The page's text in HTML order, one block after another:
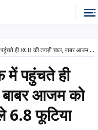
बाबर आजम को 5 बार आउट करने वाले 6.8 फूटिया गेंदबाज को शामिल किया
पहुंचते ही
आजम को
6.8 फूटिया